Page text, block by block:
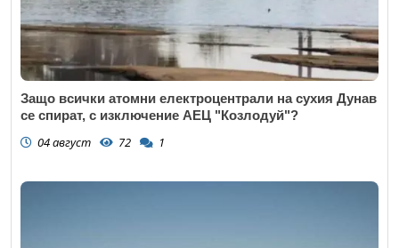
Защо всички атомни електроцентрали на сухия Дунав
се спират, с изключение АЕЦ "Козлодуй"?
04 август 72 1